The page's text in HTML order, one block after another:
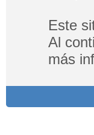
Este
Al
más